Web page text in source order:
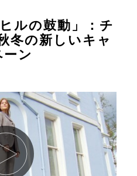
ルの鼓動」：チ
冬の新しいキャ
ン